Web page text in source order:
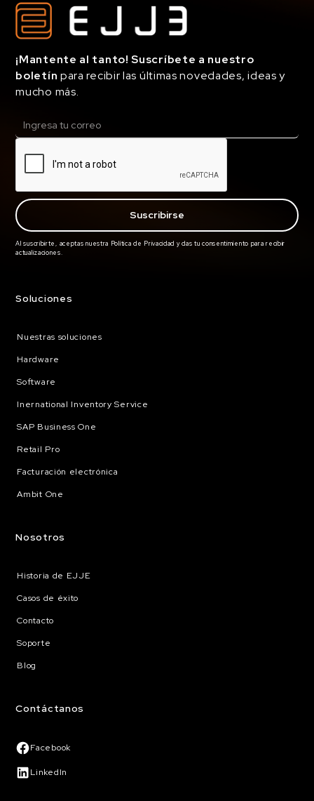
¡Mantente al tanto! Suscríbete a nuestro
boletín para recibir las últimas novedades, ideas y
mucho más.
Al suscribirte, aceptas nuestra Política de Privacidad y das tu consentimiento para recibir
actualizaciones.
Soluciones
Nuestras soluciones
Hardware
Software
Inernational Inventory Service
SAP Business One
Retail Pro
Facturación electrónica
Ambit One
Nosotros
Historia de EJJE
Casos de éxito
Contacto
Soporte
Blog
Contáctanos
Facebook
LinkedIn